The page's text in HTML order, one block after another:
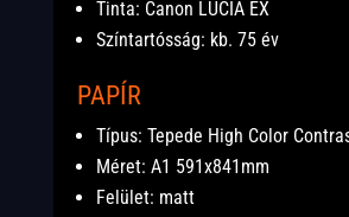
Tinta: Canon LUCIA EX
Színtartósság: kb. 75 év
PAPÍR
Típus: Tepede High Color
Méret: A1 591x841mm
Felület: matt